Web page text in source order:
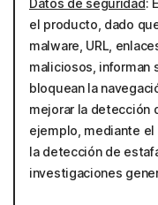
Datos de seguridad:
el producto, dado
malware, URL,
maliciosos, informan
bloquean la
mejorar la detección
ejemplo, mediante
la detección de
investigaciones